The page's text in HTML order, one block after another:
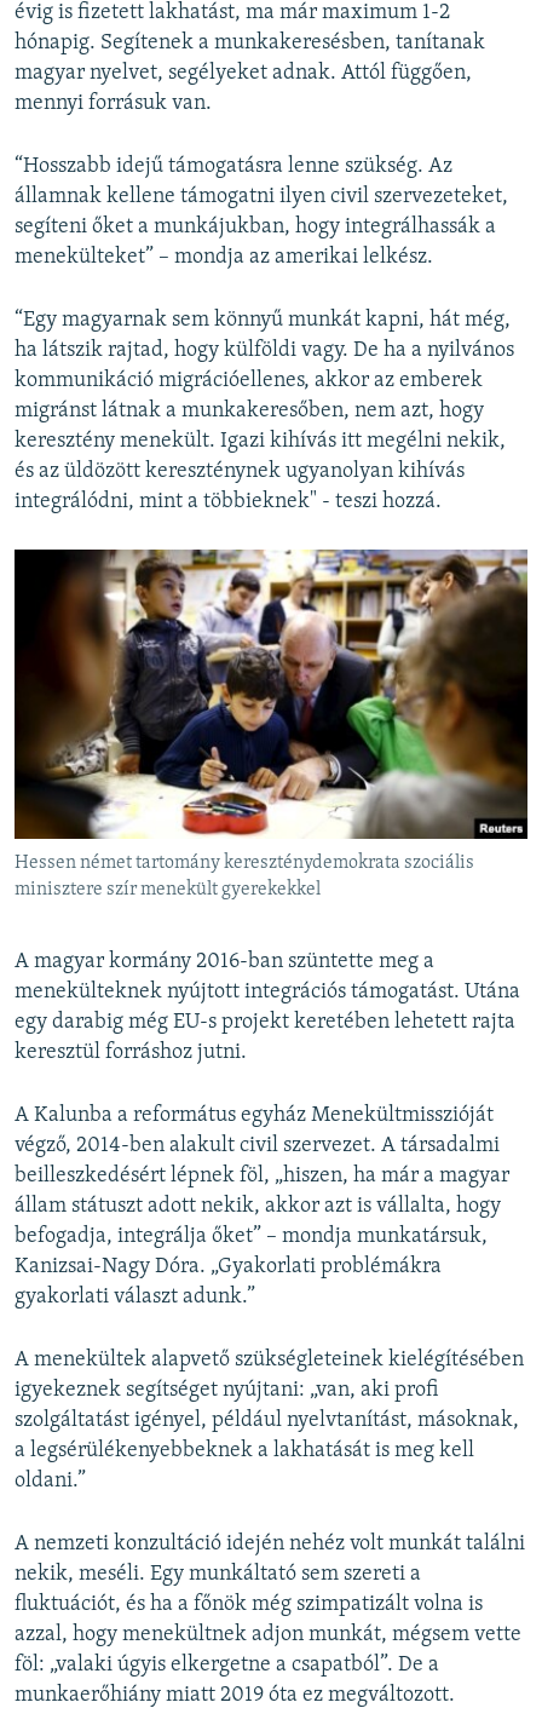
évig is fizetett lakhatást, ma már maximum 1-2
hónapig. Segítenek a munkakeresésben, tanítanak
magyar nyelvet, segélyeket adnak. Attól függően,
mennyi forrásuk van.
“Hosszabb idejű támogatásra lenne szükség. Az
államnak kellene támogatni ilyen civil szervezeteket,
segíteni őket a munkájukban, hogy integrálhassák a
menekülteket” – mondja az amerikai lelkész.
“Egy magyarnak sem könnyű munkát kapni, hát még,
ha látszik rajtad, hogy külföldi vagy. De ha a nyilvános
kommunikáció migrációellenes, akkor az emberek
migránst látnak a munkakeresőben, nem azt, hogy
keresztény menekült. Igazi kihívás itt megélni nekik,
és az üldözött kereszténynek ugyanolyan kihívás
integrálódni, mint a többieknek" - teszi hozzá.
Hessen német tartomány kereszténydemokrata szociális
minisztere szír menekült gyerekekkel
A magyar kormány 2016-ban szüntette meg a
menekülteknek nyújtott integrációs támogatást. Utána
egy darabig még EU-s projekt keretében lehetett rajta
keresztül forráshoz jutni.
A Kalunba a református egyház Menekültmisszióját
végző, 2014-ben alakult civil szervezet. A társadalmi
beilleszkedésért lépnek föl, „hiszen, ha már a magyar
állam státuszt adott nekik, akkor azt is vállalta, hogy
befogadja, integrálja őket” – mondja munkatársuk,
Kanizsai-Nagy Dóra. „Gyakorlati problémákra
gyakorlati választ adunk.”
A menekültek alapvető szükségleteinek kielégítésében
igyekeznek segítséget nyújtani: „van, aki profi
szolgáltatást igényel, például nyelvtanítást, másoknak,
a legsérülékenyebbeknek a lakhatását is meg kell
oldani.”
A nemzeti konzultáció idején nehéz volt munkát találni
nekik, meséli. Egy munkáltató sem szereti a
fluktuációt, és ha a főnök még szimpatizált volna is
azzal, hogy menekültnek adjon munkát, mégsem vette
föl: „valaki úgyis elkergetne a csapatból”. De a
munkaerőhiány miatt 2019 óta ez megváltozott.